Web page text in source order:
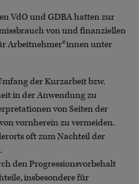
VdO und GDBA hatten zur
von und finanziellen
Arbeitnehmer*innen unter
der Kurzarbeit bzw.
in der Anwendung zu
von Seiten der
vornherein zu vermeiden.
oft zum Nachteil der
den Progressionsvorbehalt
insbesondere für